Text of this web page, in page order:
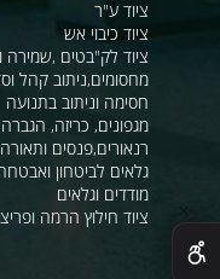
ציוד בטיחות בעבודה
המרכז לציוד עבודה בגובה
ציוד חילוץ ושעת חירום
ציוד כיבוי אש
ציוד לק"בטים ,שמירה וביטחון
מחסומים,ניתוב קהל וסדר ציבורי
חסימה וניתוב בתנועה
מגפונים, כריזה, הגברה
רנאורים,פנסים ותאורה
גלאים לביטחון ואבטחה